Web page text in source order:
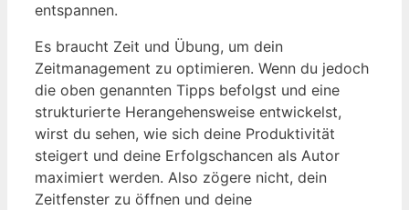
entspannen.
Es braucht Zeit und Übung, um dein
Zeitmanagement zu optimieren. Wenn du jedoch
die oben genannten Tipps befolgst und eine
strukturierte Herangehensweise entwickelst,
wirst du sehen, wie sich deine Produktivität
steigert und deine Erfolgschancen als Autor
maximiert werden. Also zögere nicht, dein
Zeitfenster zu öffnen und deine